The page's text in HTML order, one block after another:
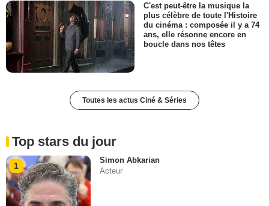
C'est peut-être la musique la
plus célèbre de toute l'Histoire
du cinéma : composée il y a 74
ans, elle résonne encore en
boucle dans nos têtes
Toutes les actus Ciné & Séries
Top stars du jour
1
Simon Abkarian
Acteur